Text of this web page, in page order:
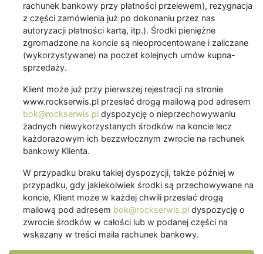
rachunek bankowy przy płatności przelewem), rezygnacja
z części zamówienia już po dokonaniu przez nas
autoryzacji płatności kartą, itp.). Środki pieniężne
zgromadzone na koncie są nieoprocentowane i zaliczane
(wykorzystywane) na poczet kolejnych umów kupna-
sprzedaży.
Klient może już przy pierwszej rejestracji na stronie
www.rockserwis.pl przesłać drogą mailową pod adresem
bok@rockserwis.pl dyspozycję o nieprzechowywaniu
żadnych niewykorzystanych środków na koncie lecz
każdorazowym ich bezzwłocznym zwrocie na rachunek
bankowy Klienta.
W przypadku braku takiej dyspozycji, także później w
przypadku, gdy jakiekolwiek środki są przechowywane na
koncie, Klient może w każdej chwili przesłać drogą
mailową pod adresem bok@rockserwis.pl dyspozycję o
zwrocie środków w całości lub w podanej części na
wskazany w treści maila rachunek bankowy.